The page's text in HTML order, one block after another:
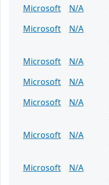
Microsoft
N/A
Microsoft
N/A
Microsoft
N/A
Microsoft
N/A
Microsoft
N/A
Microsoft
N/A
Microsoft
N/A